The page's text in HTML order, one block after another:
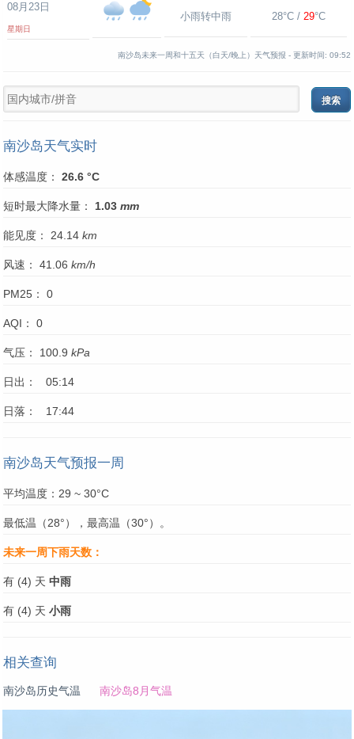
08月23日
星期日
小雨转中雨 28°C / 29°C
南沙岛未来一周和十五天（白天/晚上）天气预报 - 更新时间: 09:52
南沙岛天气实时
体感温度： 26.6 °C
短时最大降水量： 1.03 mm
能见度： 24.14 km
风速： 41.06 km/h
PM25： 0
AQI： 0
气压： 100.9 kPa
日出： 05:14
日落： 17:44
南沙岛天气预报一周
平均温度：29 ~ 30°C
最低温（28°），最高温（30°）。
未来一周下雨天数：
有 (4) 天 中雨
有 (4) 天 小雨
相关查询
南沙岛历史气温 南沙岛8月气温